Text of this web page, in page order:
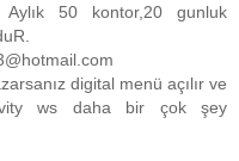
50 kontor,20 gunluk
digital menü açılır ve
ws daha bir çok şey